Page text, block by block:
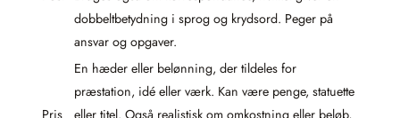
dobbeltbetydning i sprog og krydsord. Peger på
ansvar og opgaver.
Pris
En hæder eller belønning, der tildeles for
præstation, idé eller værk. Kan være penge, statuette
eller titel. Også realistisk om omkostning eller beløb,